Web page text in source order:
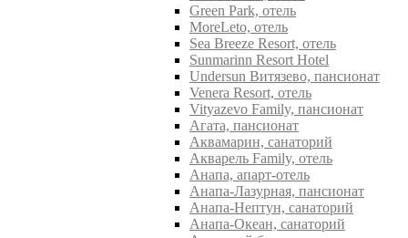
Green Park, отель
MoreLeto, отель
Sea Breeze Resort, отель
Sunmarinn Resort Hotel
Undersun Витязево, пансионат
Venera Resort, отель
Vityazevo Family, пансионат
Агата, пансионат
Аквамарин, санаторий
Акварель Family, отель
Анапа, апарт-отель
Анапа-Лазурная, пансионат
Анапа-Нептун, санаторий
Анапа-Океан, санаторий